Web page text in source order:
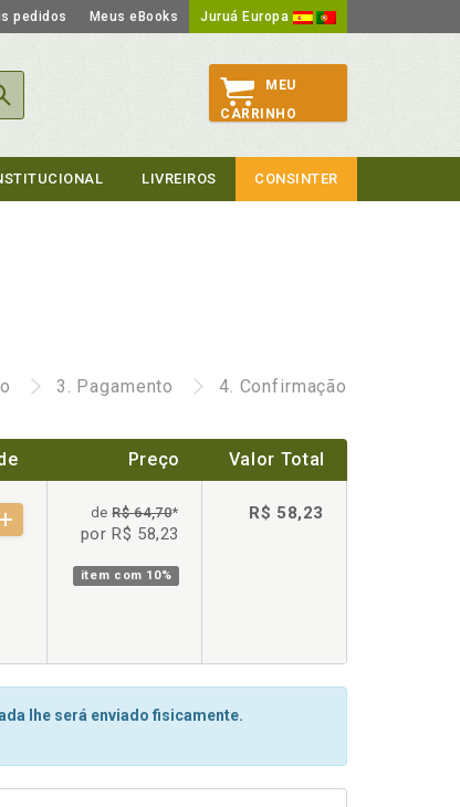
pedidos Meus eBooks Juruá Europa
MEU
CARRINHO
LIVREIROS CONSINTER
3. Pagamento 4. Confirmação
Preço Valor Total
deR$ 64,70*
por R$ 58,23
item com 10%
R$ 58,23
lhe será enviado fisicamente.